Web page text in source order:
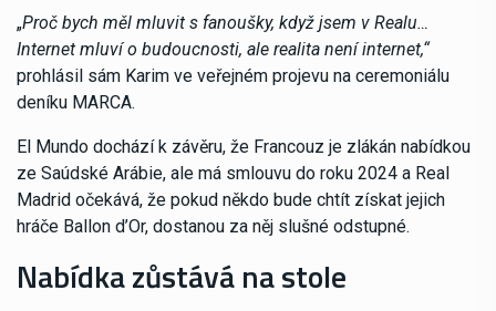
„Proč bych měl mluvit s fanoušky, když jsem v Realu…
Internet mluví o budoucnosti, ale realita není internet,“
prohlásil sám Karim ve veřejném projevu na ceremoniálu
deníku MARCA.
El Mundo dochází k závěru, že Francouz je zlákán nabídkou
ze Saúdské Arábie, ale má smlouvu do roku 2024 a Real
Madrid očekává, že pokud někdo bude chtít získat jejich
hráče Ballon d’Or, dostanou za něj slušné odstupné.
Nabídka zůstává na stole